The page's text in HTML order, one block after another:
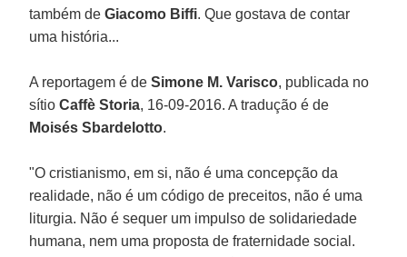
também deGiacomo Biffi. Que gostava de contar
uma história...
A reportagem é deSimone M. Varisco, publicada no
sítioCaffè Storia, 16-09-2016. A tradução é de
Moisés Sbardelotto.
"O cristianismo, em si, não é uma concepção da
realidade, não é um código de preceitos, não é uma
liturgia. Não é sequer um impulso de solidariedade
humana, nem uma proposta de fraternidade social.